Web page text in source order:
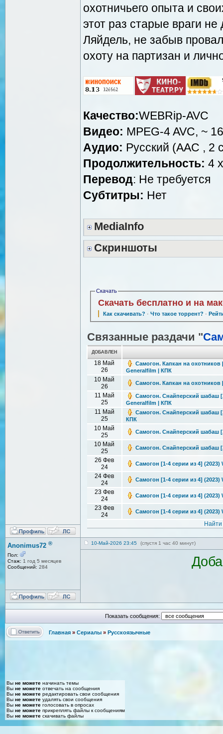
охотничьего опыта и
этот раз старые враги
Ляйдель, не забыв
охоту на партизан и
Качество:WEBRip-AVC
Видео: MPEG-4 AVC, ~
Аудио: Русский (AAC , 2
Продолжительность: 4
Перевод: Не требуется
Субтитры: Нет
MediaInfo
Скриншоты
Скачать
Скачать бесплатно и на
Как скачивать? · Что такое торрент? ·
Связанные раздачи "
ДОБАВЛЕН
18 Май
26
Самогон. Капкан на охотников
Generalfilm | КПК
10 Май
26
Самогон. Капкан на охотников
11 Май
25
Самогон. Снайперский шабаш
Generalfilm | КПК
11 Май
25
Самогон. Снайперский шабаш
КПК
10 Май
25
Самогон. Снайперский шабаш
10 Май
25
Самогон. Снайперский шабаш
26 Фев
24
Самогон [1-4 серии из 4] (2023)
24 Фев
24
Самогон [1-4 серии из 4] (2023)
23 Фев
24
Самогон [1-4 серии из 4] (2023)
23 Фев
24
Самогон [1-4 серии из 4] (2023)
Anonimus72 ®
Пол:
Стаж: 1 год 5 месяцев
Сообщений: 284
10-Май-2026 23:45 (спустя 1 час 40 минут)
Показать сообщения:
Главная » Сериалы » Русскоязычные
Вы не можете начинать темы
Вы не можете отвечать на сообщения
Вы не можете редактировать свои сообщения
Вы не можете удалять свои сообщения
Вы не можете голосовать в опросах
Вы не можете прикреплять файлы к сообщениям
Вы не можете скачивать файлы